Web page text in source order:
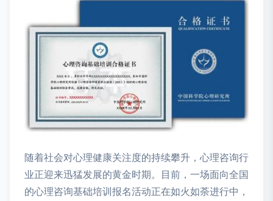
随着社会对心理健康关注度的持续攀升，心理咨询行
业正迎来迅猛发展的黄金时期。目前，一场面向全国
的心理咨询基础培训报名活动正在如火如荼进行中，